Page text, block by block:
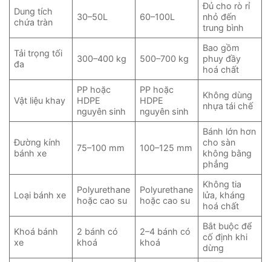
Dung tích
chứa tràn
30–50L 60–100L
Đủ cho rò rỉ
nhỏ đến
trung bình
Tải trọng tối
đa
300–400 kg 500–700 kg
Bao gồm
phuy đầy
hoá chất
Vật liệu khay
PP hoặc
HDPE
nguyên sinh
PP hoặc
HDPE
nguyên sinh
Không dùng
nhựa tái chế
Đường kính
bánh xe
75–100 mm 100–125 mm
Bánh lớn hơn
cho sàn
không bằng
phẳng
Loại bánh xe
Polyurethane
hoặc cao su
Polyurethane
hoặc cao su
Không tia
lửa, kháng
hoá chất
Khoá bánh
xe
2 bánh có
khoá
2–4 bánh có
khoá
Bắt buộc để
cố định khi
dừng